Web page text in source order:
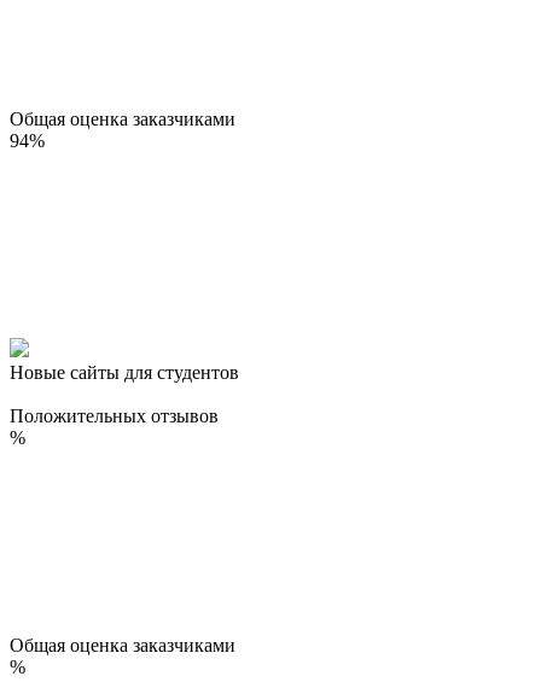
Общая оценка заказчиками
94%
Новые сайты для студентов
Положительных отзывов
%
Общая оценка заказчиками
%